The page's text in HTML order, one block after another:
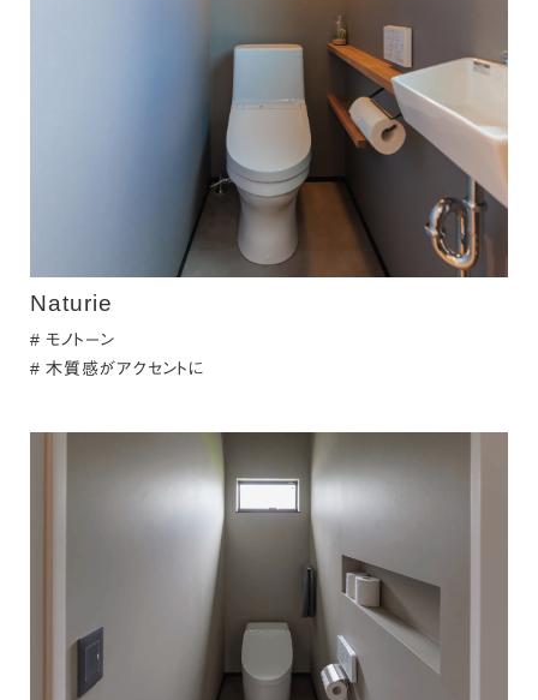
Naturie
モノトーン
木質感がアクセントに